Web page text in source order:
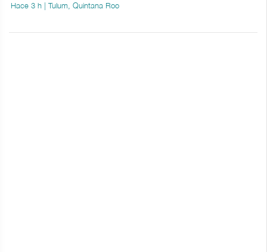
Hace 3 h | Tulum, Quintana Roo